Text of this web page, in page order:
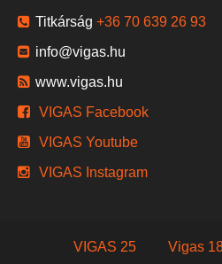
Titkárság +36 70 639 26 93
info@vigas.hu
www.vigas.hu
VIGAS Facebook
VIGAS Youtube
VIGAS Instagram
VIGAS 25 Vigas